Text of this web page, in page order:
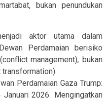
bukan penundukan
aktor utama dalam
Perdamaian berisiko
management), bukan
Perdamaian Gaza Trump:
2026. Mengingatkan